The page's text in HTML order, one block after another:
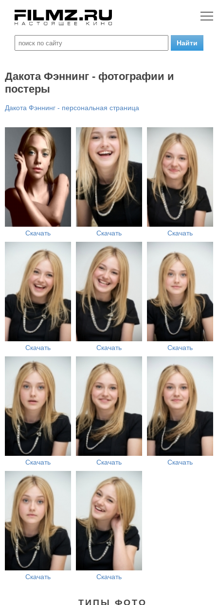
Дакота Фэннинг - фотографии и
постеры
Дакота Фэннинг - персональная страница
Скачать Скачать Скачать
Скачать Скачать Скачать
Скачать Скачать Скачать
Скачать Скачать
ТИПЫ ФОТО